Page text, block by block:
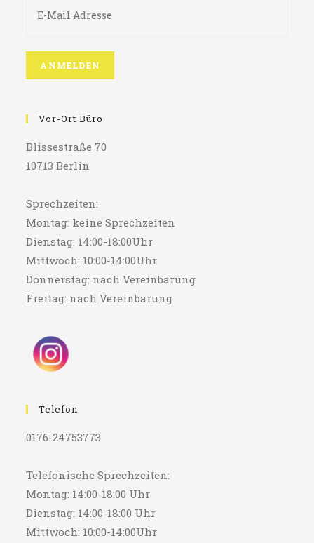
Vor-Ort Büro
Blissestraße 70
10713 Berlin
Sprechzeiten:
Montag: keine Sprechzeiten
Dienstag: 14:00-18:00Uhr
Mittwoch: 10:00-14:00Uhr
Donnerstag: nach Vereinbarung
Freitag: nach Vereinbarung
Telefon
0176-24753773
Telefonische Sprechzeiten:
Montag: 14:00-18:00 Uhr
Dienstag: 14:00-18:00 Uhr
Mittwoch: 10:00-14:00Uhr